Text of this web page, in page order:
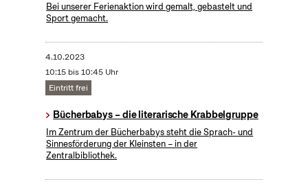
Bei unserer Ferienaktion wird gemalt, gebastelt und
Sport gemacht.
4.10.2023
10:15 bis 10:45 Uhr
Eintritt frei
Bücherbabys – die literarische Krabbelgruppe
Im Zentrum der Bücherbabys steht die Sprach- und
Sinnesförderung der Kleinsten – in der
Zentralbibliothek.